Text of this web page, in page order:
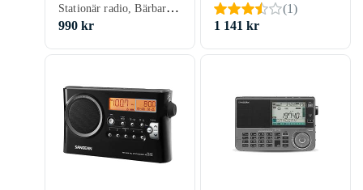
Stationär radio, Bärbar radio, FM, AM, Retro Radio
990 kr
(1)
1 141 kr